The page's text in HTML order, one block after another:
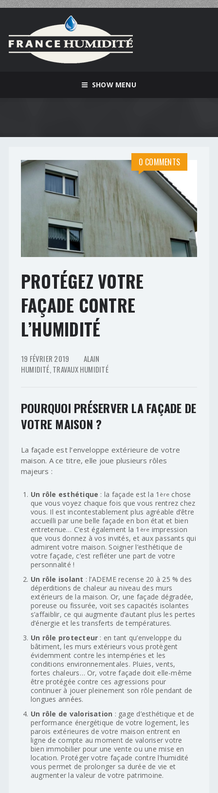
SHOW MENU
0 COMMENTS
PROTÉGEZ VOTRE
FAÇADE CONTRE
L’HUMIDITÉ
19 FÉVRIER 2019
ALAIN
HUMIDITÉ,TRAVAUX HUMIDITÉ
POURQUOI PRÉSERVER LA FAÇADE DE
VOTRE MAISON ?
La façade est l’enveloppe extérieure de votre
maison. A ce titre, elle joue plusieurs rôles
majeurs :
Un rôle esthétique : la façade est la 1 ère chose
que vous voyez chaque fois que vous rentrez chez
vous. Il est incontestablement plus agréable d’être
accueilli par une belle façade en bon état et bien
entretenue… C’est également la 1 ère impression
que vous donnez à vos invités, et aux passants qui
admirent votre maison. Soigner l’esthétique de
votre façade, c’est refléter une part de votre
personnalité !
Un rôle isolant : l’ADEME recense 20 à 25 % des
déperditions de chaleur au niveau des murs
extérieurs de la maison. Or, une façade dégradée,
poreuse ou fissurée, voit ses capacités isolantes
s’affaiblir, ce qui augmente d’autant plus les pertes
d’énergie et les transferts de températures.
Un rôle protecteur : en tant qu’enveloppe du
bâtiment, les murs extérieurs vous protègent
évidemment contre les intempéries et les
conditions environnementales. Pluies, vents,
fortes chaleurs… Or, votre façade doit elle-même
être protégée contre ces agressions pour
continuer à jouer pleinement son rôle pendant de
longues années.
Un rôle de valorisation : gage d’esthétique et de
performance énergétique de votre logement, les
parois extérieures de votre maison entrent en
ligne de compte au moment de valoriser votre
bien immobilier pour une vente ou une mise en
location. Protéger votre façade contre l’humidité
vous permet de prolonger sa durée de vie et
augmenter la valeur de votre patrimoine.